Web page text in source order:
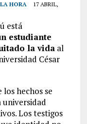
HORA
17 ABRIL,
está
estudiante
la vidaal
César
hechos se
universidad
Los testigos